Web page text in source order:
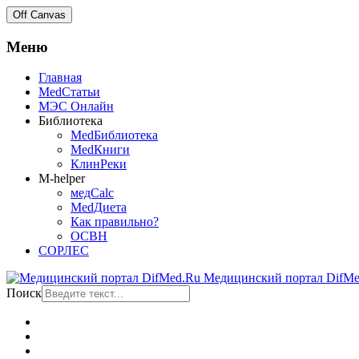
Off Canvas
Меню
Главная
MedСтатьи
МЭС Онлайн
Библиотека
MedБиблиотека
MedКниги
КлинРеки
M-helper
медCalc
MedДиета
Как правильно?
ОСВН
СОРЛЕС
Медицинский портал
Поиск